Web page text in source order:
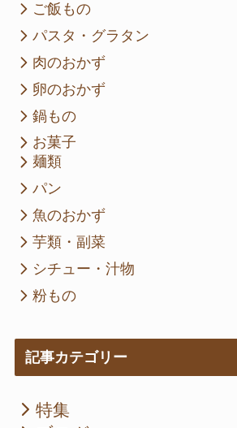
ご飯もの
パスタ・グラタン
肉のおかず
卵のおかず
鍋もの
お菓子
麺類
パン
魚のおかず
芋類・副菜
シチュー・汁物
粉もの
記事カテゴリー
特集